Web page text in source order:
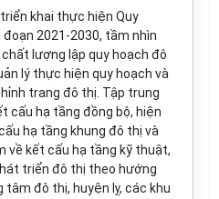
khai thực hiện Quy
2021-2030, tầm nhìn
lượng lập quy hoạch đô
lý thực hiện quy hoạch và
trang đô thị. Tập trung
cấu hạ tầng đồng bộ, hiện
hạ tầng khung đô thị và
về kết cấu hạ tầng kỹ thuật,
triển đô thị theo hướng
đô thị, huyện lỵ, các khu